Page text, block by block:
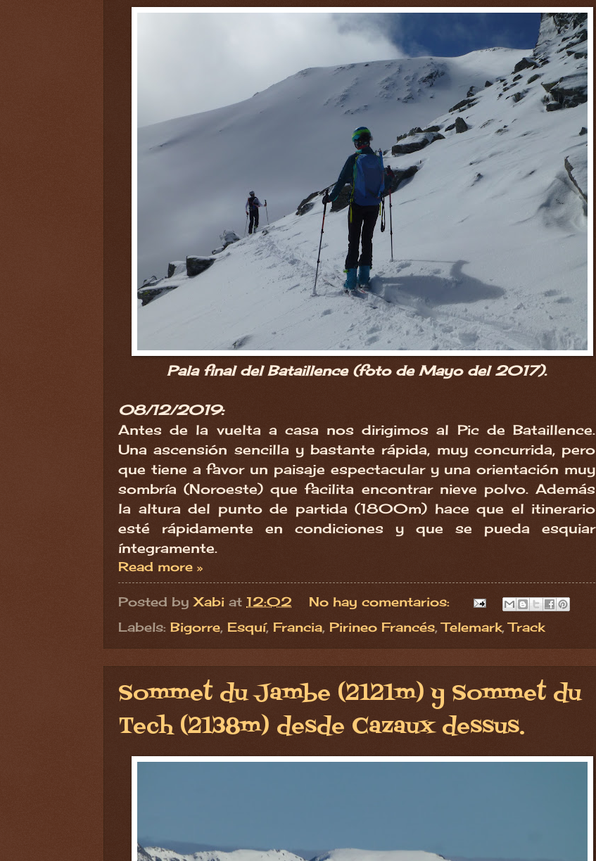
Pala final del Bataillence (foto de Mayo del 2017).
08/12/2019:
Antes de la vuelta a casa nos dirigimos al Pic de Bataillence.
Una ascensión sencilla y bastante rápida, muy concurrida, pero
que tiene a favor un paisaje espectacular y una orientación muy
sombría (Noroeste) que facilita encontrar nieve polvo. Además
la altura del punto de partida (1800m) hace que el itinerario
esté rápidamente en condiciones y que se pueda esquiar
íntegramente.
Read more »
Posted byXabi at 12:02
No hay comentarios:
Labels: Bigorre, Esquí, Francia, Pirineo Francés,Telemark,Track
Sommet du Jambe (2121m) y Sommet du
Tech (2138m) desde Cazaux dessus.